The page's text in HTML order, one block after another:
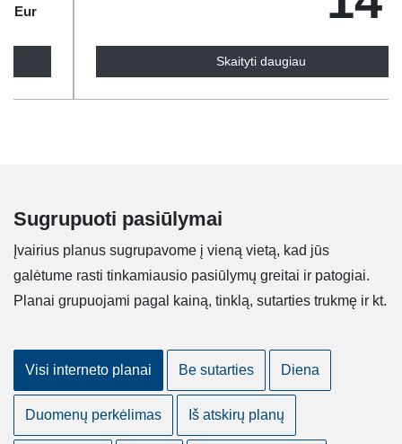
Eur
Skaityti daugiau
Sugrupuoti pasiūlymai
Įvairius planus sugrupavome į vieną vietą, kad jūs
galėtume rasti tinkamiausio pasiūlymų greitai ir patogiai.
Planai grupuojami pagal kainą, tinklą, sutarties trukmę ir kt.
Visi interneto planai Be sutarties Diena
Duomenų perkėlimas Iš atskirų planų